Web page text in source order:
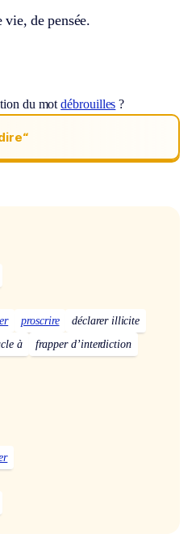
vie, de pensée.
du motdébrouilles ?
proscrire
déclarer illicite
à
frapper d’interdiction